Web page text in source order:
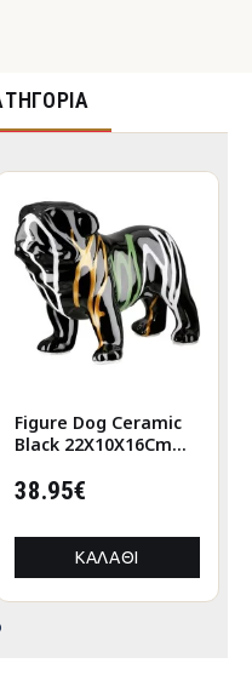
Figure Dog Ceramic
Black 22X10X16Cm
38.95€
ΚΑΛΆΘΙ